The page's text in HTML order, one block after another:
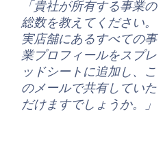
「貴社が所有する事業の
総数を教えてください。
実店舗にあるすべての事
業プロフィールをスプレ
ッドシートに追加し、こ
のメールで共有していた
だけますでしょうか。」